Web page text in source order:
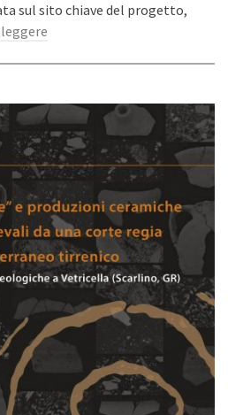
sul sito chiave del progetto,